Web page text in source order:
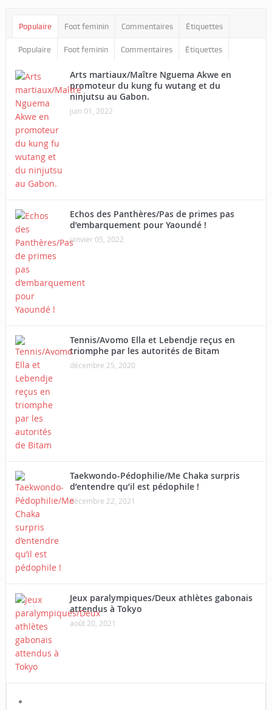
Populaire Foot feminin Commentaires Étiquettes
Populaire Foot feminin Commentaires Étiquettes
Arts martiaux/Maître Nguema Akwe en
promoteur du kung fu wutang et du
ninjutsu au Gabon.
juin 01, 2022
Echos des Panthères/Pas de primes pas
d’embarquement pour Yaoundé !
janvier 05, 2022
Tennis/Avomo Ella et Lebendje reçus en
triomphe par les autorités de Bitam
décembre 25, 2020
Taekwondo-Pédophilie/Me Chaka surpris
d’entendre qu’il est pédophile !
décembre 22, 2021
Jeux paralympiques/Deux athlètes gabonais
attendus à Tokyo
août 20, 2021